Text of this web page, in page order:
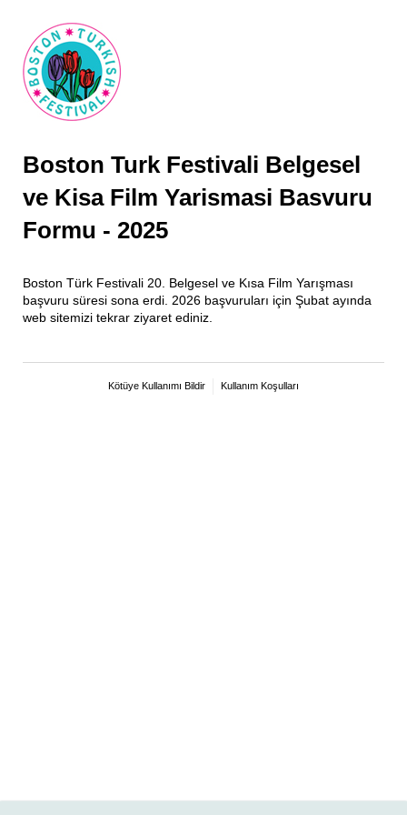
Boston Turk Festivali Belgesel
ve Kisa Film Yarismasi Basvuru
Formu - 2025
Boston Türk Festivali 20. Belgesel ve Kısa Film Yarışması
başvuru süresi sona erdi. 2026 başvuruları için Şubat ayında
web sitemizi tekrar ziyaret ediniz.
Kötüye Kullanımı Bildir Kullanım Koşulları